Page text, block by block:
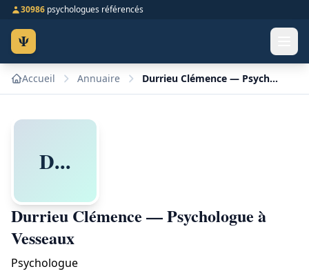
30986 psychologues référencés
Ψ
Accueil Annuaire Durrieu Clémence — Psychologue à Vesseaux
D...
Durrieu Clémence — Psychologue à
Vesseaux
Psychologue